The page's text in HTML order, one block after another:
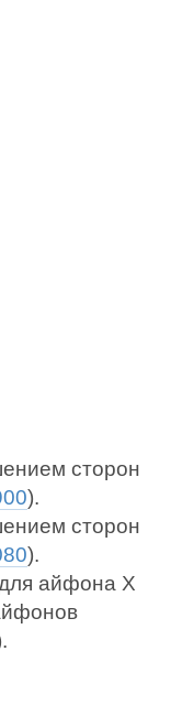
сторон
).
сторон
).
айфона X